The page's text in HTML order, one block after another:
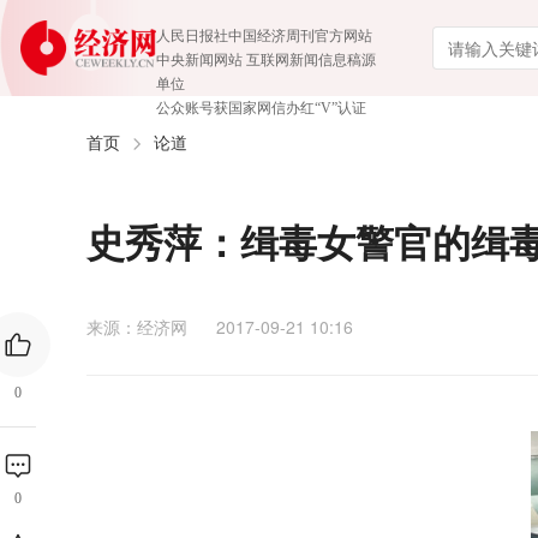
人民日报社中国经济周刊官方网站
中央新闻网站 互联网新闻信息稿源
单位
公众账号获国家网信办红“V”认证
首页 论道
史秀萍：缉毒女警官的缉
来源：经济网 2017-09-21 10:16
0
0